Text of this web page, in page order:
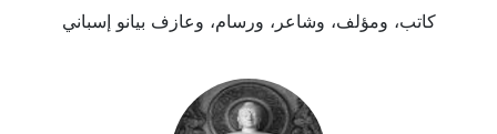
كاتب، ومؤلف، وشاعر، ورسام، وعازف بيانو إسباني